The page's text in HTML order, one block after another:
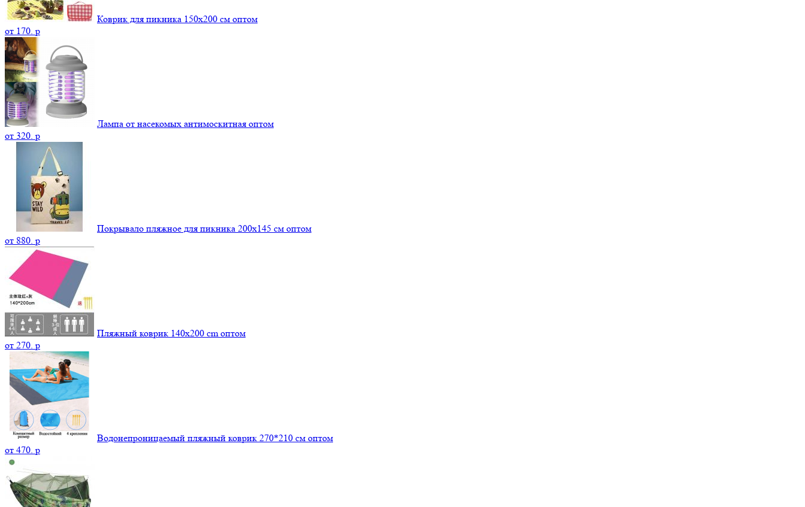
Коврик для пикника 150х200 см оптом
от 170. p
Лампа от насекомых антимоскитная оптом
от 320. p
Покрывало пляжное для пикника 200х145 см оптом
от 880. p
Пляжный коврик 140х200 cm оптом
от 270. p
Водонепроницаемый пляжный коврик 270*210 см оптом
от 470. p